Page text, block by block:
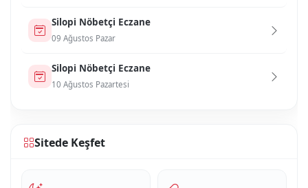
Si̇lopi̇ Nöbetçi Eczane
09 Ağustos Pazar
Si̇lopi̇ Nöbetçi Eczane
10 Ağustos Pazartesi
Sitede Keşfet